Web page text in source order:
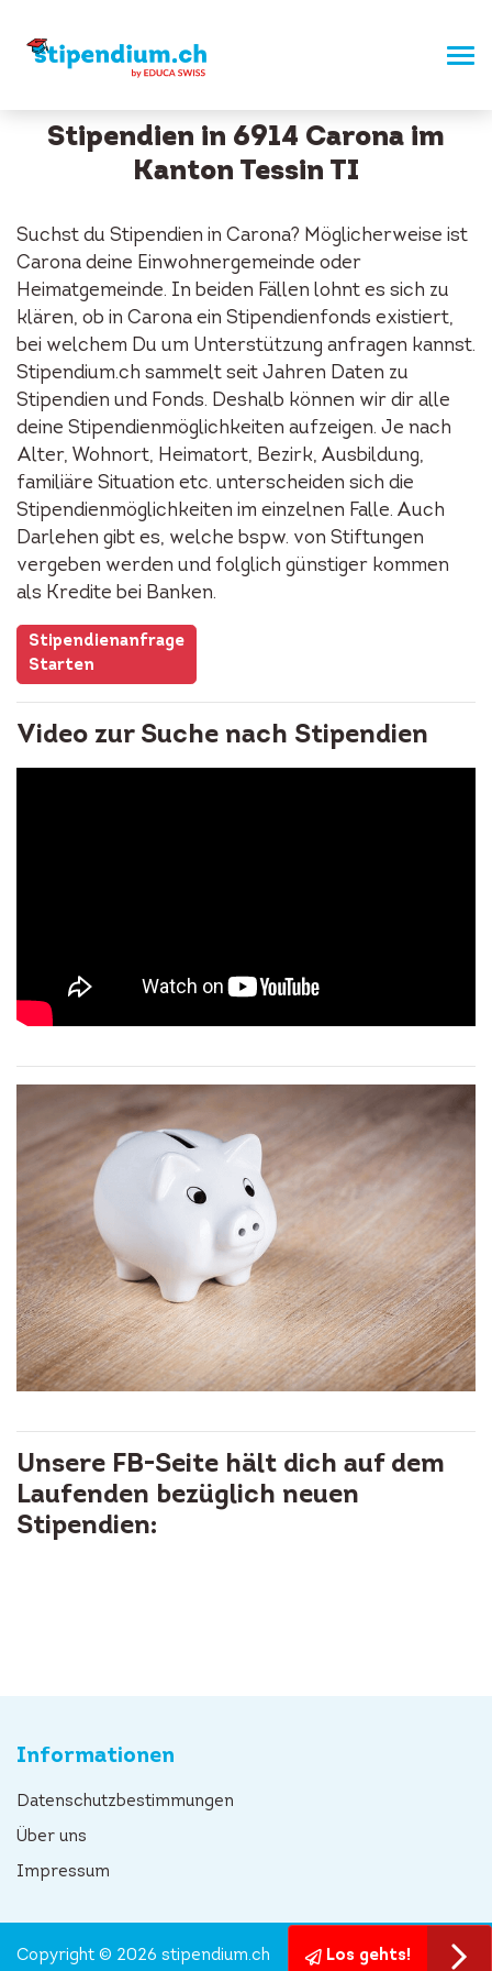
Stipendien in 6914 Carona im
Kanton Tessin TI
Suchst du Stipendien in Carona? Möglicherweise ist
Carona deine Einwohnergemeinde oder
Heimatgemeinde. In beiden Fällen lohnt es sich zu
klären, ob in Carona ein Stipendienfonds existiert,
bei welchem Du um Unterstützung anfragen kannst.
Stipendium.ch sammelt seit Jahren Daten zu
Stipendien und Fonds. Deshalb können wir dir alle
deine Stipendienmöglichkeiten aufzeigen. Je nach
Alter, Wohnort, Heimatort, Bezirk, Ausbildung,
familiäre Situation etc. unterscheiden sich die
Stipendienmöglichkeiten im einzelnen Falle. Auch
Darlehen gibt es, welche bspw. von Stiftungen
vergeben werden und folglich günstiger kommen
als Kredite bei Banken.
Stipendienanfrage
Starten
Video zur Suche nach Stipendien
Unsere FB-Seite hält dich auf dem
Laufenden bezüglich neuen
Stipendien:
Informationen
Datenschutzbestimmungen
Über uns
Impressum
Los gehts!
Copyright © 2026 stipendium.ch